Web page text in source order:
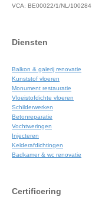
VCA: BE00022/1/NL/100284
Diensten
Balkon & galerij renovatie
Kunststof vloeren
Monument restauratie
Vloeistofdichte vloeren
Schilderwerken
Betonreparatie
Vochtweringen
Injecteren
Kelderafdichtingen
Badkamer & wc renovatie
Certificering